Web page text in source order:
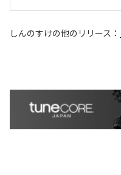
しんのすけの他のリリース：